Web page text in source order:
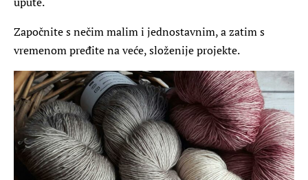
Započnite s nečim malim i jednostavnim, a zatim s
vremenom pređite na veće, složenije projekte.